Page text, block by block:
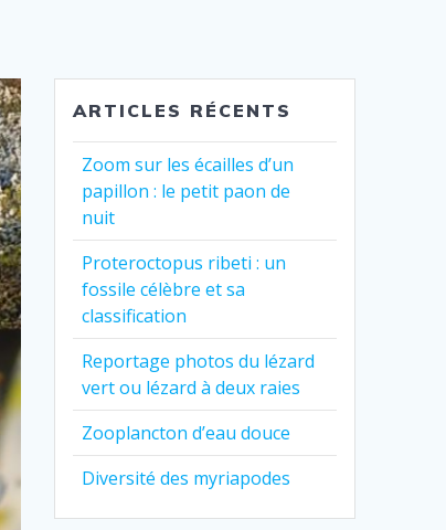
ARTICLES RÉCENTS
Zoom sur les écailles d’un
papillon : le petit paon de
nuit
Proteroctopus ribeti : un
fossile célèbre et sa
classification
Reportage photos du lézard
vert ou lézard à deux raies
Zooplancton d’eau douce
Diversité des myriapodes